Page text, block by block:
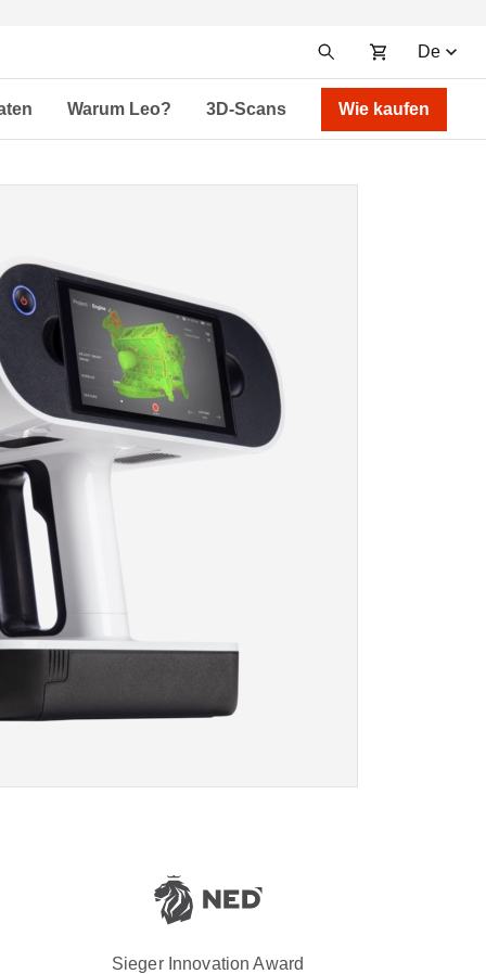
De
Warum Leo? 3D-Scans Wie kaufen
Sieger Innovation Award